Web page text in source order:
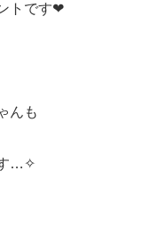
トです❤
んも
す…✧